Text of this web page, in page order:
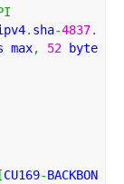
. sha-4837.
max, 52 byte
[CU169-BACKBON